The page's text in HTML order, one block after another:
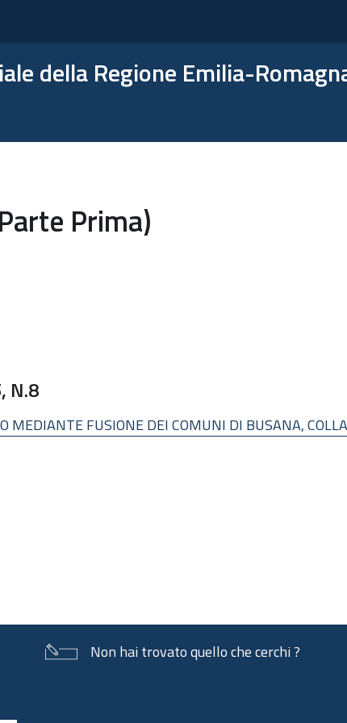
della Regione Emilia-
Prima)
N.8
MEDIANTE FUSIONE DEI COMUNI DI BUSANA,
Non hai trovato quello che cerchi ?